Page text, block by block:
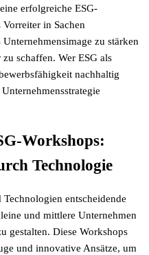
erfolgreiche ESG-
in Sachen
zu stärken
schaffen. Wer ESG als
nachhaltig
Workshops:
Technologie
entscheidende
und mittlere Unternehmen
Diese Workshops
und innovative Ansätze, um